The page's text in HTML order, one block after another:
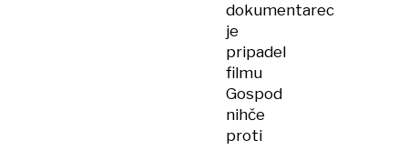
dokumentarec
je
pripadel
filmu
Gospod
nihče
proti